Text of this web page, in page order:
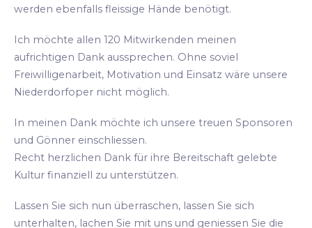
werden ebenfalls fleissige Hände benötigt.
Ich möchte allen 120 Mitwirkenden meinen
aufrichtigen Dank aussprechen. Ohne soviel
Freiwilligenarbeit, Motivation und Einsatz wäre unsere
Niederdorfoper nicht möglich.
In meinen Dank möchte ich unsere treuen Sponsoren
und Gönner einschliessen.
Recht herzlichen Dank für ihre Bereitschaft gelebte
Kultur finanziell zu unterstützen.
Lassen Sie sich nun überraschen, lassen Sie sich
unterhalten, lachen Sie mit uns und geniessen Sie die